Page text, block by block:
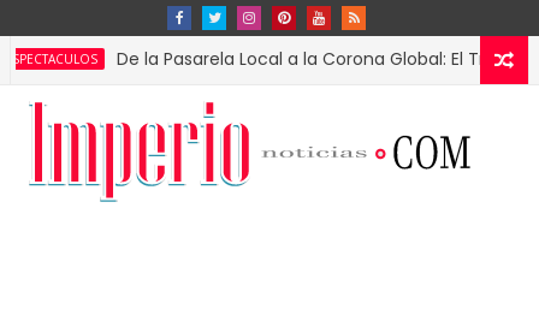
De la Pasarela Local a la Corona Global: El Triunfo de